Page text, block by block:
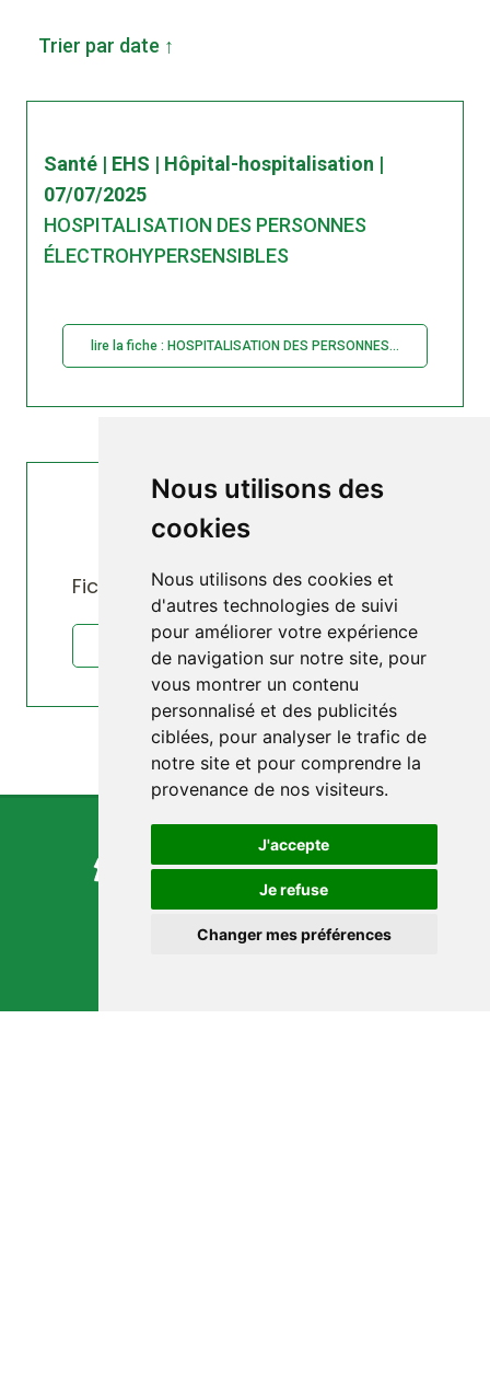
Nous utilisons des
cookies
Nous utilisons des cookies et
d'autres technologies de suivi
pour améliorer votre expérience
de navigation sur notre site, pour
vous montrer un contenu
personnalisé et des publicités
ciblées, pour analyser le trafic de
notre site et pour comprendre la
provenance de nos visiteurs.
J'accepte
Je refuse
Changer mes préférences
Trier par date ↑
Santé | EHS | Hôpital-hospitalisation |
07/07/2025
HOSPITALISATION DES PERSONNES
ÉLECTROHYPERSENSIBLES
lire la fiche : HOSPITALISATION DES PERSONNES...
Santé | EHS | 20/06/2019
Fiche téléchargeable en fin d'article
lire la fiche : L’ELECTRO-HYPERSENSIBILITE